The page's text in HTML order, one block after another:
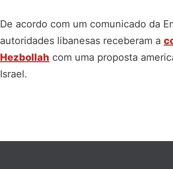
De acordo com um comunicado da
autoridades libanesas receberam a
Hezbollah com uma proposta
Israel.